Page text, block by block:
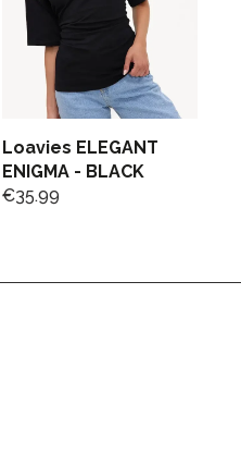
Loavies ELEGANT
ENIGMA - BLACK
€35.99